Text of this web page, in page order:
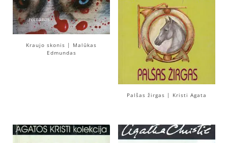
Kraujo skonis | Malūkas
Edmundas
Palšas žirgas | Kristi Agata